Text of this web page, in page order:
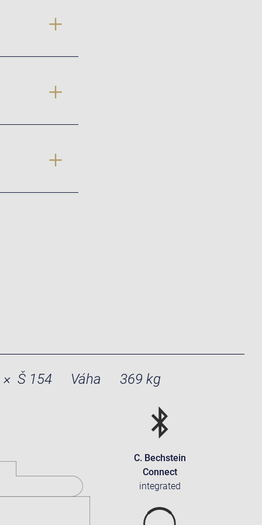
× Š 154 Váha 369 kg
C. Bechstein
Connect
integrated